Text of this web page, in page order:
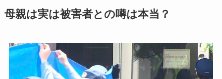
母親は実は被害者との噂は本当？